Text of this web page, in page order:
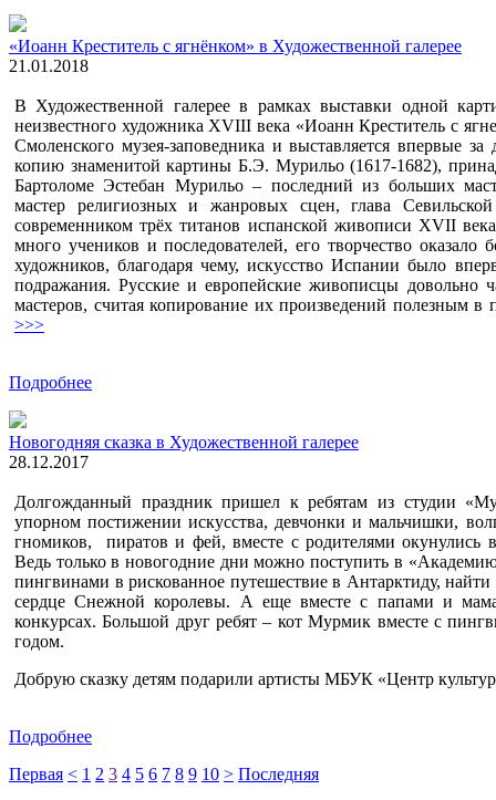
«Иоанн Креститель с ягнёнком» в Художественной галерее
21.01.2018
В Художественной галерее в рамках выставки одной
неизвестного художника XVIII века «Иоанн Креститель с
Смоленского музея-заповедника и выставляется впервые
копию знаменитой картины Б.Э. Мурильо (1617-1682),
Бартоломе Эстебан Мурильо – последний из больших
мастер религиозных и жанровых сцен, глава
современником трёх титанов испанской живописи ХVII
много учеников и последователей, его творчество
художников, благодаря чему, искусство Испании было
подражания. Русские и европейские живописцы довольно
мастеров, считая копирование их произведений полезным в
>>>
Подробнее
Новогодняя сказка в Художественной галерее
28.12.2017
Долгожданный праздник пришел к ребятам из студии
упорном постижении искусства, девчонки и мальчишки,
гномиков, пиратов и фей, вместе с родителями окунулись
Ведь только в новогодние дни можно поступить в
пингвинами в рискованное путешествие в Антарктиду, найти
сердце Снежной королевы. А еще вместе с папами и
конкурсах. Большой друг ребят – кот Мурмик вместе с
годом.
Добрую сказку детям подарили артисты МБУК «Центр
Подробнее
Первая < 1 2 3 4 5 6 7 8 9 10 > Последняя